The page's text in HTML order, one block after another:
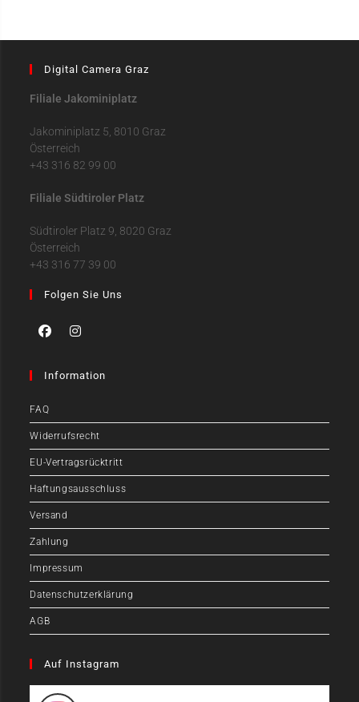
Digital Camera Graz
Filiale Jakominiplatz
Jakominiplatz 5, 8010 Graz
Österreich
+43 316 82 99 00
Filiale Südtiroler Platz
Südtiroler Platz 9, 8020 Graz
Österreich
+43 316 77 39 00
Folgen Sie Uns
Information
FAQ
Widerrufsrecht
EU-Vertragsrücktritt
Haftungsausschluss
Versand
Zahlung
Impressum
Datenschutzerklärung
AGB
Auf Instagram